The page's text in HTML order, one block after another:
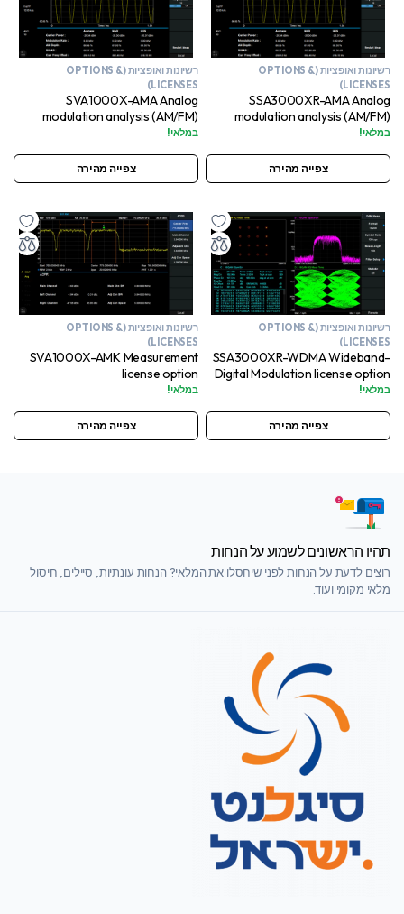
רשיונות ואופציות (OPTIONS &
LICENSES)
SSA3000XR-AMA Analog
modulation analysis (AM/FM)
license option
במלאי!
צפייה מהירה
רשיונות ואופציות (OPTIONS &
LICENSES)
SVA1000X-AMA Analog
modulation analysis (AM/FM)
license option
במלאי!
צפייה מהירה
רשיונות ואופציות (OPTIONS &
LICENSES)
SSA3000XR-WDMA Wideband-
Digital Modulation license option
במלאי!
צפייה מהירה
רשיונות ואופציות (OPTIONS &
LICENSES)
SVA1000X-AMK Measurement
license option
במלאי!
צפייה מהירה
תהיו הראשונים לשמוע על הנחות
רוצים לדעת על הנחות לפני שיחסלו את המלאי? הנחות עונתיות, סיילים, חיסול
מלאי מקומי ועוד.